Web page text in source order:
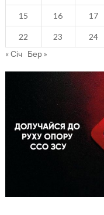
15 16 17
22 23 24
« Січ Бер »